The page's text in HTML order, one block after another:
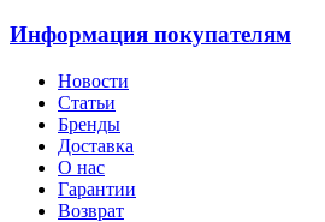
Информация покупателям
Новости
Статьи
Бренды
Доставка
О нас
Гарантии
Возврат